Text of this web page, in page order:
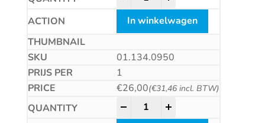
In winkelwagen
01.134.0950
1
€26,00(€31,46incl. BTW)
HM plaatwerkboor,